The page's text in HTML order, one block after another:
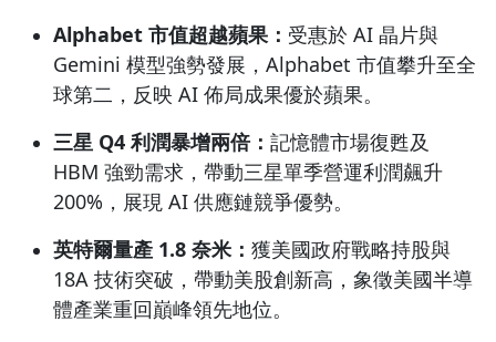
Alphabet 市值超越蘋果： 受惠於 AI 晶片與
Gemini 模型強勢發展，Alphabet 市值攀升至全
球第二，反映 AI 佈局成果優於蘋果。
三星 Q4 利潤暴增兩倍： 記憶體市場復甦及
HBM 強勁需求，帶動三星單季營運利潤飆升
200%，展現 AI 供應鏈競爭優勢。
英特爾量產 1.8 奈米： 獲美國政府戰略持股與
18A 技術突破，帶動美股創新高，象徵美國半導
體產業重回巔峰領先地位。